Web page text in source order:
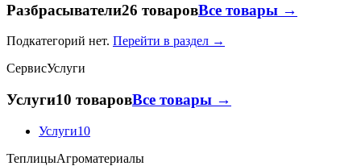
Разбрасыватели26 товаровВсе товары →
Подкатегорий нет. Перейти в раздел →
СервисУслуги
Услуги10 товаровВсе товары →
Услуги10
ТеплицыАгроматериалы